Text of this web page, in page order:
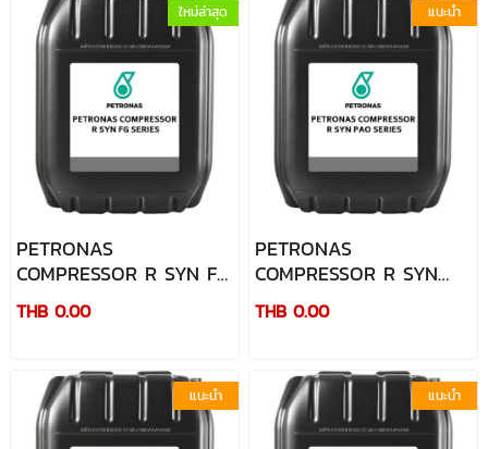
ใหม่ล่าสุด
PETRONAS
COMPRESSOR R SYN FG
SERIES
THB 0.00
แนะนำ
PETRONAS
COMPRESSOR R SYN
PAO SERIES
THB 0.00
แนะนำ แนะนำ